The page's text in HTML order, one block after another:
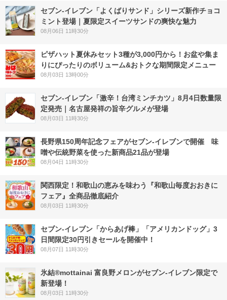
セブン‐イレブン「よくばりサンド」シリーズ新作チョコ
ミント登場｜夏限定スイーツサンドの爽快な魅力
08月06日 11時30分
ピザハット夏休みセット3種が3,000円から！お盆や集ま
りにぴったりのボリューム&おトクな期間限定メニュー
08月03日 13時00分
セブン-イレブン「激辛！台湾ミンチカツ」8月4日数量限
定発売｜名古屋発祥の旨辛グルメが登場
08月03日 11時30分
長野県150周年記念フェアがセブン-イレブンで開催 味
噌や伝統野菜を使った新商品21品が登場
08月04日 11時30分
関西限定！和歌山の恵みを味わう『和歌山毎度おおきに
フェア』全商品徹底紹介
08月03日 11時30分
セブン‐イレブン「からあげ棒」「アメリカンドッグ」3
日間限定30円引きセールを開催中！
08月07日 11時30分
氷結®mottainai 富良野メロンがセブン‐イレブン限定で
新登場！
08月03日 11時30分